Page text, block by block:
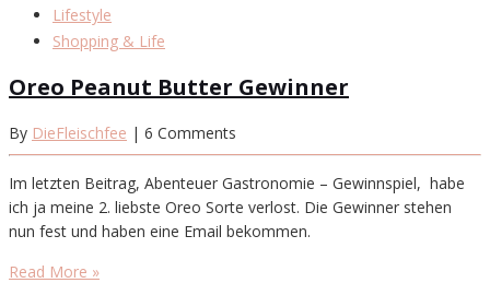
Lifestyle
Shopping & Life
Oreo Peanut Butter Gewinner
By DieFleischfee | 6 Comments
Im letzten Beitrag, Abenteuer Gastronomie – Gewinnspiel, habe
ich ja meine 2. liebste Oreo Sorte verlost. Die Gewinner stehen
nun fest und haben eine Email bekommen.
Read More »